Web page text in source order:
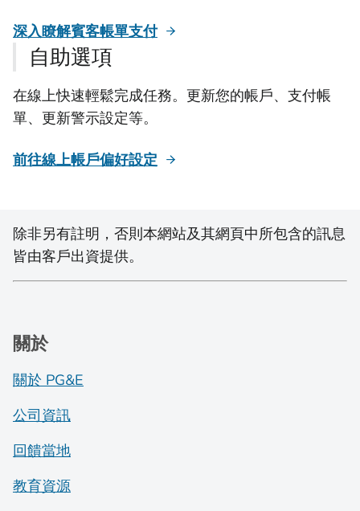
深入瞭解賓客帳單支付
自助選項
在線上快速輕鬆完成任務。更新您的帳戶、支付帳
單、更新警示設定等。
前往線上帳戶偏好設定
除非另有註明，否則本網站及其網頁中所包含的訊息
皆由客戶出資提供。
關於
關於 PG&E
公司資訊
回饋當地
教育資源